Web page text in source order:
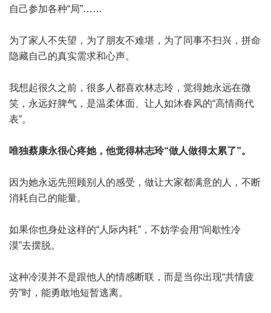
自己参加各种“局”……
为了家人不失望，为了朋友不难堪，为了同事不扫兴，拼命
隐藏自己的真实需求和心声。
我想起很久之前，很多人都喜欢林志玲，觉得她永远在微
笑，永远好脾气，是温柔体面、让人如沐春风的“高情商代
表”。
唯独蔡康永很心疼她，他觉得林志玲“做人做得太累了”。
因为她永远先照顾别人的感受，做让大家都满意的人，不断
消耗自己的能量。
如果你也身处这样的“人际内耗”，不妨学会用“间歇性冷
漠”去摆脱。
这种冷漠并不是跟他人的情感断联，而是当你出现“共情疲
劳”时，能勇敢地短暂逃离。